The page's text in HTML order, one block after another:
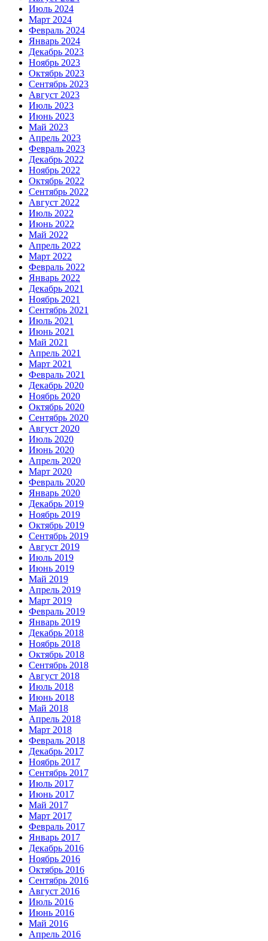
Июль 2024
Март 2024
Февраль 2024
Январь 2024
Декабрь 2023
Ноябрь 2023
Октябрь 2023
Сентябрь 2023
Август 2023
Июль 2023
Июнь 2023
Май 2023
Апрель 2023
Февраль 2023
Декабрь 2022
Ноябрь 2022
Октябрь 2022
Сентябрь 2022
Август 2022
Июль 2022
Июнь 2022
Май 2022
Апрель 2022
Март 2022
Февраль 2022
Январь 2022
Декабрь 2021
Ноябрь 2021
Сентябрь 2021
Июль 2021
Июнь 2021
Май 2021
Апрель 2021
Март 2021
Февраль 2021
Декабрь 2020
Ноябрь 2020
Октябрь 2020
Сентябрь 2020
Август 2020
Июль 2020
Июнь 2020
Апрель 2020
Март 2020
Февраль 2020
Январь 2020
Декабрь 2019
Ноябрь 2019
Октябрь 2019
Сентябрь 2019
Август 2019
Июль 2019
Июнь 2019
Май 2019
Апрель 2019
Март 2019
Февраль 2019
Январь 2019
Декабрь 2018
Ноябрь 2018
Октябрь 2018
Сентябрь 2018
Август 2018
Июль 2018
Июнь 2018
Май 2018
Апрель 2018
Март 2018
Февраль 2018
Декабрь 2017
Ноябрь 2017
Сентябрь 2017
Июль 2017
Июнь 2017
Май 2017
Март 2017
Февраль 2017
Январь 2017
Декабрь 2016
Ноябрь 2016
Октябрь 2016
Сентябрь 2016
Август 2016
Июль 2016
Июнь 2016
Май 2016
Апрель 2016